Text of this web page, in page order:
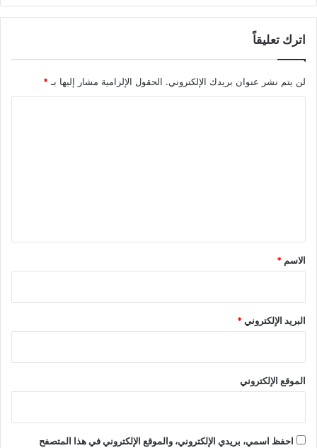
اترك تعليقاً
لن يتم نشر عنوان بريدك الإلكتروني. الحقول الإلزامية مشار إليها بـ *
*
الاسم *
البريد الإلكتروني*
الموقع الإلكتروني
احفظ اسمي، بريدي الإلكتروني، والموقع الإلكتروني في هذا المتصفح